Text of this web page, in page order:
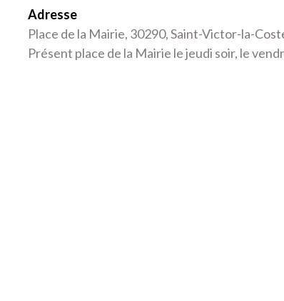
Adresse
Place de la Mairie, 30290, Saint-Victor-la-
Présent place de la Mairie le jeudi soir, le